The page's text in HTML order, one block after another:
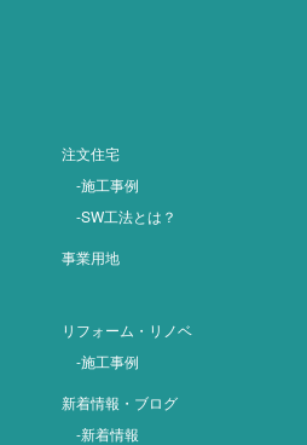
注文住宅
-施工事例
-SW工法とは？
事業用地
リフォーム・リノベ
-施工事例
新着情報・ブログ
-新着情報